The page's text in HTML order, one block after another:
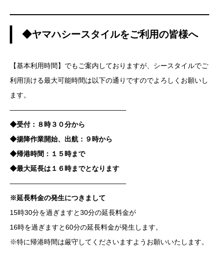
◆ヤマハシースタイルをご利用の皆様へ
【基本利用時間】でもご案内しておりますが、シースタイルでご
利用頂ける最大可能時間は以下の通りですのでよろしくお願いし
ます。
—————————————————
◆受付：８時３０分から
◆揚降作業開始、出航：９時から
◆帰港時間：１５時まで
◆最大延長は１６時までとなります
—————————————————
※延長料金の発生につきまして
15時30分を過ぎますと30分の延長料金が
16時を過ぎますと60分の延長料金が発生します。
※特に帰港時間は厳守してくださいますようお願いいたします。